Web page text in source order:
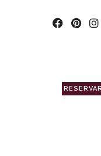
RESERVAR